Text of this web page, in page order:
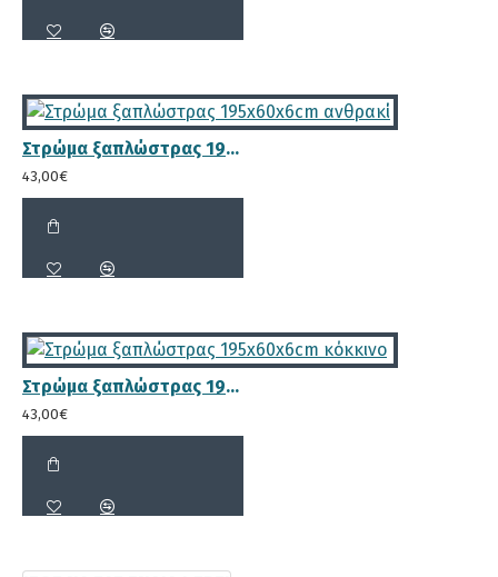
Ενισχυμένος κορμός πλάτης με
διαστάσεις 4.6x3.6cm
Πάχος δοκού στηριξης πλάτης
Φ26mm
ραβδώσεις σε δύο σημεία για να μη
Στρώμα ξαπλώστρας 195x60x6cm ανθρακί
43,00€
Στρώμα ξαπλώστρας 195x60x6cm κόκκινο
43,00€